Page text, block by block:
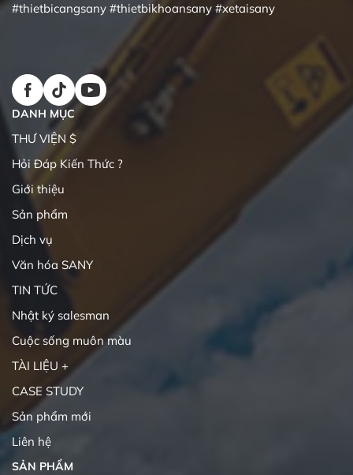
#thietbicangsany #thietbikhoansany #xetaisany
DANH MỤC
THƯ VIỆN $
Hỏi Đáp Kiến Thức ?
Giới thiệu
Sản phẩm
Dịch vụ
Văn hóa SANY
TIN TỨC
Nhật ký salesman
Cuộc sống muôn màu
TÀI LIỆU +
CASE STUDY
Sản phẩm mới
Liên hệ
SẢN PHẨM